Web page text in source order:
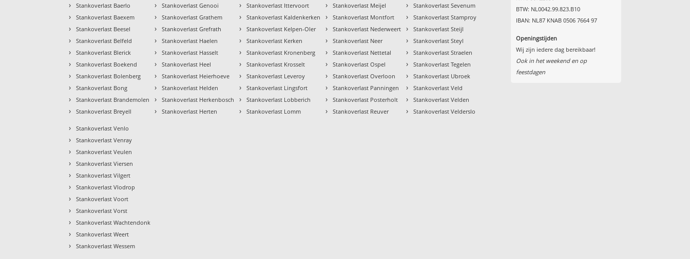
› Stankoverlast Baerlo
› Stankoverlast Baexem
› Stankoverlast Beesel
› Stankoverlast Belfeld
› Stankoverlast Blerick
› Stankoverlast Boekend
› Stankoverlast Bolenberg
› Stankoverlast Bong
› Stankoverlast Brandemolen
› Stankoverlast Breyell
› Stankoverlast Genooi
› Stankoverlast Grathem
› Stankoverlast Grefrath
› Stankoverlast Haelen
› Stankoverlast Hasselt
› Stankoverlast Heel
› Stankoverlast Heierhoeve
› Stankoverlast Helden
› Stankoverlast Herkenbosch
› Stankoverlast Herten
› Stankoverlast Ittervoort
› Stankoverlast Kaldenkerken
› Stankoverlast Kelpen-Oler
› Stankoverlast Kerken
› Stankoverlast Kronenberg
› Stankoverlast Krosselt
› Stankoverlast Leveroy
› Stankoverlast Lingsfort
› Stankoverlast Lobberich
› Stankoverlast Lomm
› Stankoverlast Meijel
› Stankoverlast Montfort
› Stankoverlast Nederweert
› Stankoverlast Neer
› Stankoverlast Nettetal
› Stankoverlast Ospel
› Stankoverlast Overloon
› Stankoverlast Panningen
› Stankoverlast Posterholt
› Stankoverlast Reuver
› Stankoverlast Sevenum
› Stankoverlast Stamproy
› Stankoverlast Steijl
› Stankoverlast Steyl
› Stankoverlast Straelen
› Stankoverlast Tegelen
› Stankoverlast Ubroek
› Stankoverlast Veld
› Stankoverlast Velden
› Stankoverlast Velderslo
› Stankoverlast Venlo
› Stankoverlast Venray
› Stankoverlast Veulen
› Stankoverlast Viersen
› Stankoverlast Vilgert
› Stankoverlast Vlodrop
› Stankoverlast Voort
› Stankoverlast Vorst
› Stankoverlast Wachtendonk
› Stankoverlast Weert
› Stankoverlast Wessem
BTW: NL0042.99.823.B10
IBAN: NL87 KNAB 0506 7664 97
Openingstijden
Wij zijn iedere dag bereikbaar!
Ook in het weekend en op
feestdagen